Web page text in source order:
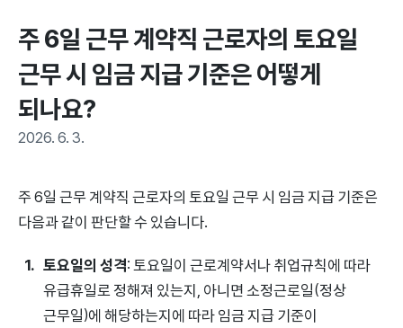
주 6일 근무 계약직 근로자의 토요일
근무 시 임금 지급 기준은 어떻게
되나요?
2026. 6. 3.
주 6일 근무 계약직 근로자의 토요일 근무 시 임금 지급 기준은
다음과 같이 판단할 수 있습니다.
토요일의 성격: 토요일이 근로계약서나 취업규칙에 따라
유급휴일로 정해져 있는지, 아니면 소정근로일(정상
근무일)에 해당하는지에 따라 임금 지급 기준이